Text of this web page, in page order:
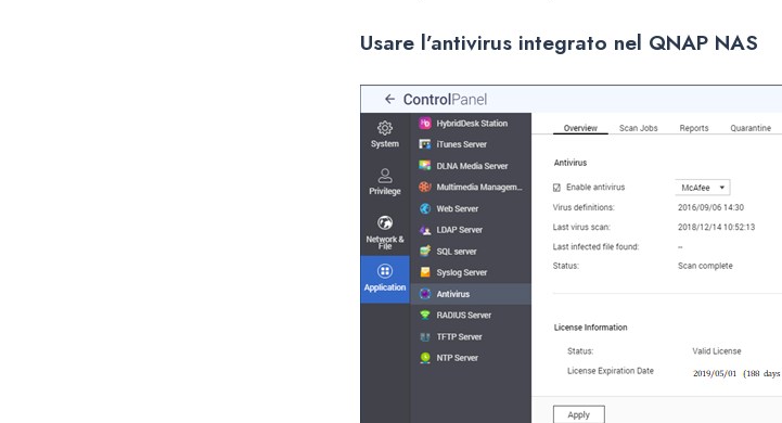
Usare l’antivirus integrato nel QNAP NAS